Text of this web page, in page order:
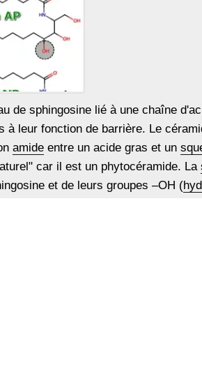
de sphingosine lié à une chaîne
à leur fonction de barrière. Le
amide entre un acide gras et un
car il est un phytocéramide. La
et de leurs groupes –OH (